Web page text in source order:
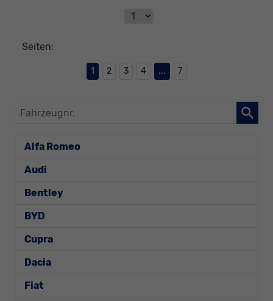
Seiten:
1 2 3 4 ... 7
Fahrzeugnr.
Alfa Romeo
Audi
Bentley
BYD
Cupra
Dacia
Fiat